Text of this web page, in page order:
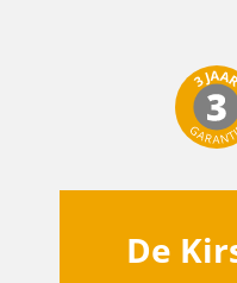
De